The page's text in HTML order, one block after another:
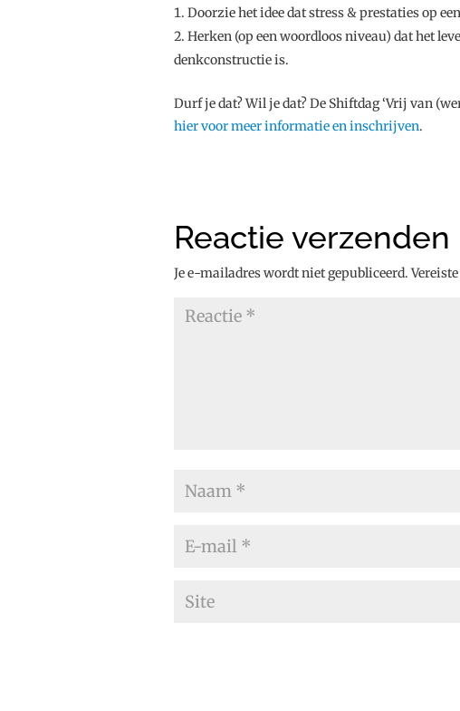
Doorzie het idee dat stress & prestaties op
Herken (op een woordloos niveau) dat het
denkconstructie is.
Durf je dat? Wil je dat? De Shiftdag ‘Vrij van
hier voor meer informatie en inschrijven.
Reactie verzenden
Je e-mailadres wordt niet gepubliceerd.